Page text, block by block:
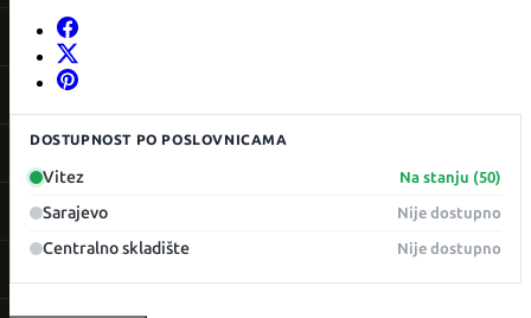
DOSTUPNOST PO POSLOVNICAMA
Vitez Na stanju (50)
Sarajevo Nije dostupno
Centralno skladište Nije dostupno